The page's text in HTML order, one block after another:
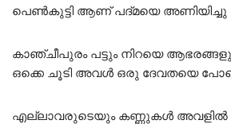
പെൺകുട്ടി ആണ് പദ്മയെ അണിയിച്ചു
കാഞ്ചീപുരം പട്ടും നിറയെ
ഒക്കെ ചൂടി അവൾ ഒരു ദേവതയെ
എല്ലാവരുടെയും കണ്ണുകൾ